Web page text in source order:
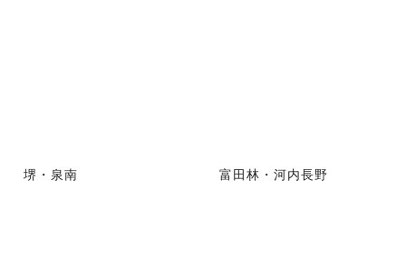
堺・泉南 富田林・河内長野